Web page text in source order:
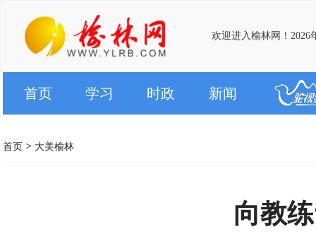
欢迎进入榆林网！2026
首页 学习 时政 新闻
首页 > 大美榆林
向教